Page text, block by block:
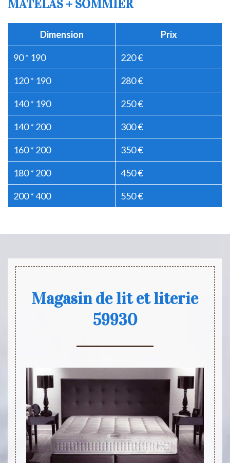
MATELAS + SOMMIER
Dimension Prix
90 * 190 220 €
120 * 190 280 €
140 * 190 250 €
140 * 200 300 €
160 * 200 350 €
180 * 200 450 €
200 * 400 550 €
Magasin de lit et literie
59930